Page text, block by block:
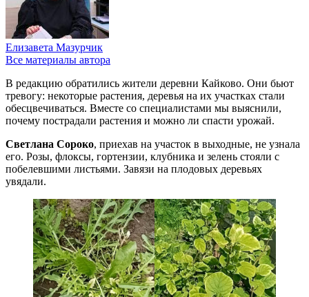
Елизавета Мазурчик
Все материалы автора
В редакцию обратились жители деревни Кайково. Они бьют
тревогу: некоторые растения, деревья на их участках стали
обесцвечиваться. Вместе со специалистами мы выяснили,
почему пострадали растения и можно ли спасти урожай.
Светлана Сороко, приехав на участок в выходные, не узнала
его. Розы, флоксы, гортензии, клубника и зелень стояли с
побелевшими листьями. Завязи на плодовых деревьях
увядали.